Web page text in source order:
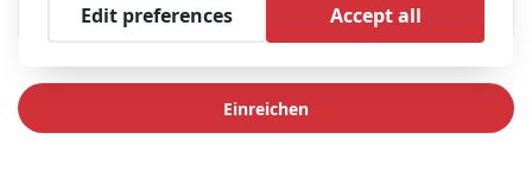
Edit preferences Accept all